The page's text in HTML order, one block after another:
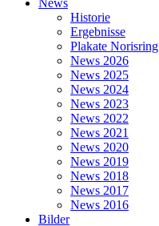
News
Historie
Ergebnisse
Plakate Norisring
News 2026
News 2025
News 2024
News 2023
News 2022
News 2021
News 2020
News 2019
News 2018
News 2017
News 2016
Bilder